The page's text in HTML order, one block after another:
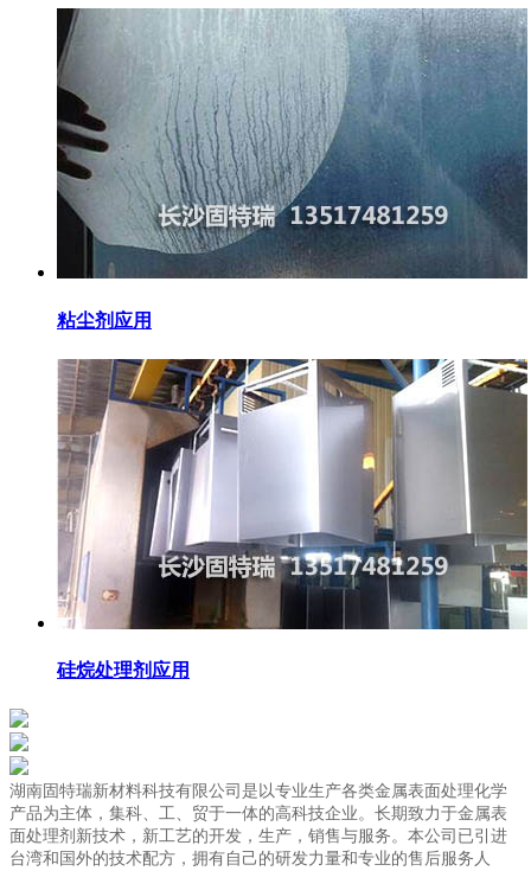
粘尘剂应用
硅烷处理剂应用
湖南固特瑞新材料科技有限公司是以专业生产各类金属表面处理化学
产品为主体，集科、工、贸于一体的高科技企业。长期致力于金属表
面处理剂新技术，新工艺的开发，生产，销售与服务。本公司已引进
台湾和国外的技术配方，拥有自己的研发力量和专业的售后服务人